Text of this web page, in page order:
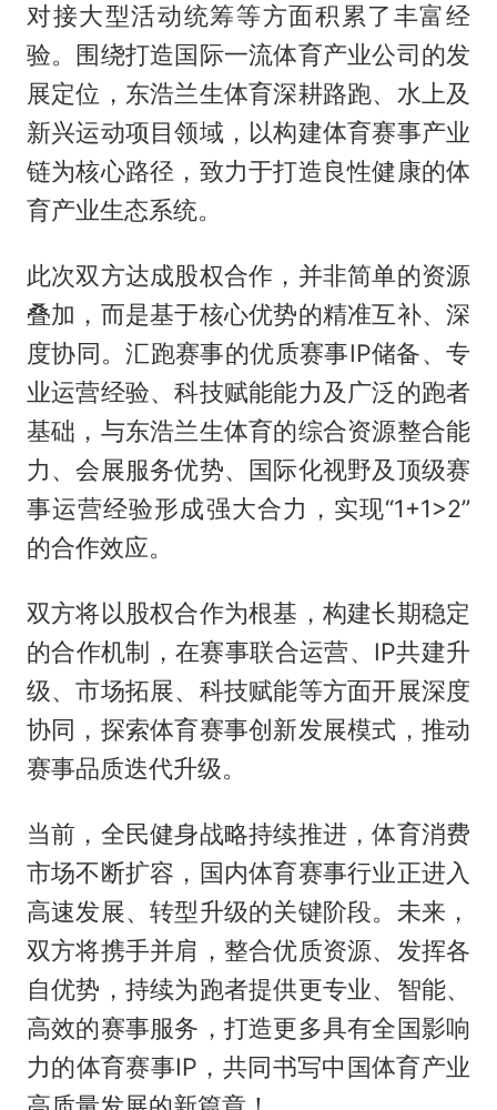
对接大型活动统筹等方面积累了丰富经
验。围绕打造国际一流体育产业公司的发
展定位，东浩兰生体育深耕路跑、水上及
新兴运动项目领域，以构建体育赛事产业
链为核心路径，致力于打造良性健康的体
育产业生态系统。
此次双方达成股权合作，并非简单的资源
叠加，而是基于核心优势的精准互补、深
度协同。汇跑赛事的优质赛事IP储备、专
业运营经验、科技赋能能力及广泛的跑者
基础，与东浩兰生体育的综合资源整合能
力、会展服务优势、国际化视野及顶级赛
事运营经验形成强大合力，实现“1+1>2”
的合作效应。
双方将以股权合作为根基，构建长期稳定
的合作机制，在赛事联合运营、IP共建升
级、市场拓展、科技赋能等方面开展深度
协同，探索体育赛事创新发展模式，推动
赛事品质迭代升级。
当前，全民健身战略持续推进，体育消费
市场不断扩容，国内体育赛事行业正进入
高速发展、转型升级的关键阶段。未来，
双方将携手并肩，整合优质资源、发挥各
自优势，持续为跑者提供更专业、智能、
高效的赛事服务，打造更多具有全国影响
力的体育赛事IP，共同书写中国体育产业